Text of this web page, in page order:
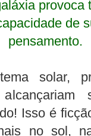
provoca
de
pensamento.
solar,
Isso é
no sol,